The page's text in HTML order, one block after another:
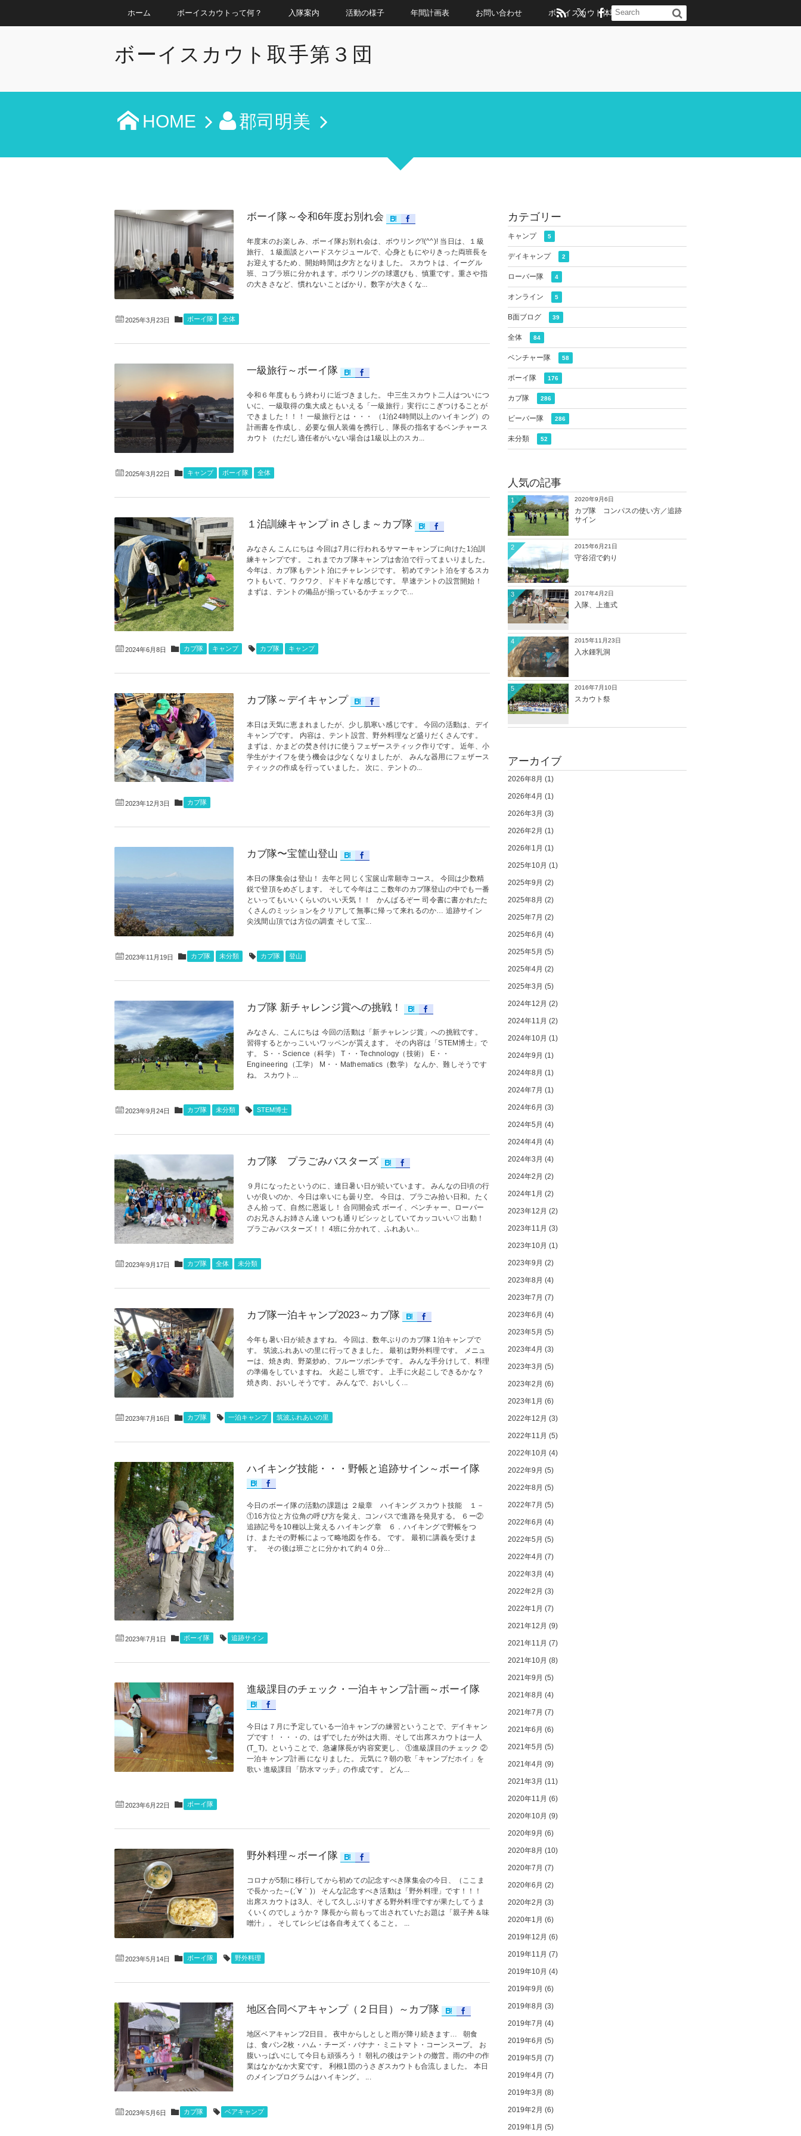
ホーム ボーイスカウトって何？ 入隊案内 活動の様子 年間計画表 お問い合わせ ボーイスカウト体験のお問い合わせ
ボーイスカウト取手第３団
HOME 郡司明美
ボーイ隊～令和6年度お別れ会
年度末のお楽しみ、ボーイ隊お別れ会は、ボウリング!(^^)! 当日は、１級
旅行、１級面談とハードスケジュールで、心身ともにやりきった両班長を
お迎えするため、開始時間は夕方となりました。 スカウトは、イーグル
班、コブラ班に分かれます。ボウリングの球選びも、慎重です。重さや指
の大きさなど、慣れないことばかり。数字が大きくな...
2025年3月23日 ボーイ隊 全体
一級旅行～ボーイ隊
令和６年度ももう終わりに近づきました。 中三生スカウト二人はついにつ
いに、一級取得の集大成ともいえる「一級旅行」実行にこぎつけることが
できました！！！ 一級旅行とは・・・ （1泊24時間以上のハイキング）の
計画書を作成し、必要な個人装備を携行し、隊長の指名するベンチャース
カウト（ただし適任者がいない場合は1級以上のスカ...
2025年3月22日 キャンプ ボーイ隊 全体
１泊訓練キャンプ in さしま～カブ隊
みなさん こんにちは 今回は7月に行われるサマーキャンプに向けた1泊訓
練キャンプです。 これまでカブ隊キャンプは舎泊で行ってまいりました。
今年は、カブ隊もテント泊にチャレンジです。 初めてテント泊をするスカ
ウトもいて、ワクワク、ドキドキな感じです。 早速テントの設営開始！
まずは、テントの備品が揃っているかチェックで...
2024年6月8日 カブ隊 キャンプ カブ隊 キャンプ
カブ隊～デイキャンプ
本日は天気に恵まれましたが、少し肌寒い感じです。 今回の活動は、デイ
キャンプです。 内容は、テント設営、野外料理など盛りだくさんです。
まずは、かまどの焚き付けに使うフェザースティック作りです。 近年、小
学生がナイフを使う機会は少なくなりましたが、 みんな器用にフェザース
ティックの作成を行っていました。 次に、テントの...
2023年12月3日 カブ隊
カブ隊〜宝筐山登山
本日の隊集会は登山！ 去年と同じく宝篋山常願寺コース。 今回は少数精
鋭で登頂をめざします。 そして今年はここ数年のカブ隊登山の中でも一番
といってもいいくらいのいい天気！！ かんばるぞー 司令書に書かれたた
くさんのミッションをクリアして無事に帰って来れるのか… 追跡サイン
尖浅間山頂では方位の調査 そして宝...
2023年11月19日 カブ隊 未分類 カブ隊 登山
カブ隊 新チャレンジ賞への挑戦！
みなさん、こんにちは 今回の活動は「新チャレンジ賞」への挑戦です。
習得するとかっこいいワッペンが貰えます。 その内容は「STEM博士」で
す。 S・・Science（科学） T・・Technology（技術） E・・
Engineering（工学） M・・Mathematics（数学） なんか、難しそうです
ね。 スカウト...
2023年9月24日 カブ隊 未分類 STEM博士
カブ隊 プラごみバスターズ
９月になったというのに、連日暑い日が続いています。 みんなの日頃の行
いが良いのか、今日は幸いにも曇り空。 今日は、プラごみ拾い日和。たく
さん拾って、自然に恩返し！ 合同開会式 ボーイ、ベンチャー、ローバー
のお兄さんお姉さん達 いつも通りビシッとしていてカッコいい♡ 出動！
プラごみバスターズ！！ 4班に分かれて、ふれあい...
2023年9月17日 カブ隊 全体 未分類
カブ隊一泊キャンプ2023～カブ隊
今年も暑い日が続きますね。 今回は、数年ぶりのカブ隊 1泊キャンプで
す。 筑波ふれあいの里に行ってきました。 最初は野外料理です。 メニュ
ーは、焼き肉、野菜炒め、フルーツポンチです。 みんな手分けして、料理
の準備をしていますね。 火起こし班です。 上手に火起こしできるかな？
焼き肉、おいしそうです。 みんなで、おいしく...
2023年7月16日 カブ隊 一泊キャンプ 筑波ふれあいの里
ハイキング技能・・・野帳と追跡サイン～ボーイ隊
今日のボーイ隊の活動の課題は ２級章 ハイキング スカウト技能 １－
①16方位と方位角の呼び方を覚え、コンパスで進路を発見する。 ６ー②
追跡記号を10種以上覚える ハイキング章 ６．ハイキングで野帳をつ
け、またその野帳によって略地図を作る。 です。 最初に講義を受けま
す。 その後は班ごとに分かれて約４０分...
2023年7月1日 ボーイ隊 追跡サイン
進級課目のチェック・一泊キャンプ計画～ボーイ隊
今日は７月に予定している一泊キャンプの練習ということで、デイキャン
プです！ ・・・の、はずでしたが外は大雨、そして出席スカウトは一人
(T_T)。ということで、急遽隊長が内容変更し、 ①進級課目のチェック ②
一泊キャンプ計画 になりました。 元気に？朝の歌「キャンプだホイ」を
歌い 進級課目「防水マッチ」の作成です。 どん...
2023年6月22日 ボーイ隊
野外料理～ボーイ隊
コロナが5類に移行してから初めての記念すべき隊集会の今日、（ここま
で長かった～(;´∀｀)） そんな記念すべき活動は「野外料理」です！！！
出席スカウトは3人、そして久しぶりすぎる野外料理ですが果たしてうま
くいくのでしょうか？ 隊長から前もって出されていたお題は「親子丼＆味
噌汁」。 そしてレシピは各自考えてくること。 ...
2023年5月14日 ボーイ隊 野外料理
地区合同ベアキャンプ（２日目）～カブ隊
地区ベアキャンプ2日目。 夜中からしとしと雨が降り続きます… 朝食
は、食パン2枚・ハム・チーズ・バナナ・ミニトマト・コーンスープ。 お
腹いっぱいにして今日も頑張ろう！ 朝礼の後はテントの撤営。雨の中の作
業はなかなか大変です。 利根1団のうさぎスカウトも合流しました。 本日
のメインプログラムはハイキング。 ...
2023年5月6日 カブ隊 ベアキャンプ
カテゴリー
キャンプ 5
デイキャンプ 2
ローバー隊 4
オンライン 5
B面ブログ 39
全体 84
ベンチャー隊 58
ボーイ隊 176
カブ隊 286
ビーバー隊 286
未分類 52
人気の記事
2020年9月6日
カブ隊 コンパスの使い方／追跡
サイン
1
2015年6月21日
守谷沼で釣り
2
2017年4月2日
入隊、上進式
3
2015年11月23日
入水鍾乳洞
4
2016年7月10日
スカウト祭
5
アーカイブ
2026年8月 (1)
2026年4月 (1)
2026年3月 (3)
2026年2月 (1)
2026年1月 (1)
2025年10月 (1)
2025年9月 (2)
2025年8月 (2)
2025年7月 (2)
2025年6月 (4)
2025年5月 (5)
2025年4月 (2)
2025年3月 (5)
2024年12月 (2)
2024年11月 (2)
2024年10月 (1)
2024年9月 (1)
2024年8月 (1)
2024年7月 (1)
2024年6月 (3)
2024年5月 (4)
2024年4月 (4)
2024年3月 (4)
2024年2月 (2)
2024年1月 (2)
2023年12月 (2)
2023年11月 (3)
2023年10月 (1)
2023年9月 (2)
2023年8月 (4)
2023年7月 (7)
2023年6月 (4)
2023年5月 (5)
2023年4月 (3)
2023年3月 (5)
2023年2月 (6)
2023年1月 (6)
2022年12月 (3)
2022年11月 (5)
2022年10月 (4)
2022年9月 (5)
2022年8月 (5)
2022年7月 (5)
2022年6月 (4)
2022年5月 (5)
2022年4月 (7)
2022年3月 (4)
2022年2月 (3)
2022年1月 (7)
2021年12月 (9)
2021年11月 (7)
2021年10月 (8)
2021年9月 (5)
2021年8月 (4)
2021年7月 (7)
2021年6月 (6)
2021年5月 (5)
2021年4月 (9)
2021年3月 (11)
2020年11月 (6)
2020年10月 (9)
2020年9月 (6)
2020年8月 (10)
2020年7月 (7)
2020年6月 (2)
2020年2月 (3)
2020年1月 (6)
2019年12月 (6)
2019年11月 (7)
2019年10月 (4)
2019年9月 (6)
2019年8月 (3)
2019年7月 (4)
2019年6月 (5)
2019年5月 (7)
2019年4月 (7)
2019年3月 (8)
2019年2月 (6)
2019年1月 (5)